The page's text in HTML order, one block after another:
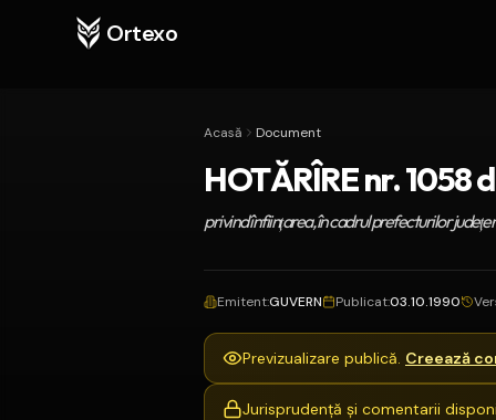
Ortexo
Acasă Document
HOTĂRÎRE nr. 1058
privind înfiinţarea, în cadrul prefecturilor
Emitent:GUVERN Publicat:03.10.1990
Previzualizare publică. Creează
Jurisprudență și comentarii